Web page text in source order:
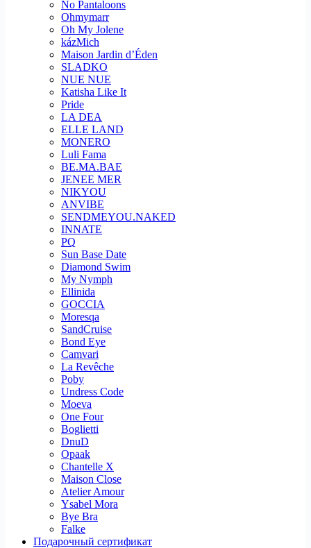
No Pantaloons
Ohmymarr
Oh My Jolene
kázMich
Maison Jardin d’Éden
SLADKO
NUE NUE
Katisha Like It
Pride
LA DEA
ELLE LAND
MONERO
Luli Fama
BE.MA.BAE
JENEE MER
NIKYOU
ANVIBE
SENDMEYOU.NAKED
INNATE
PQ
Sun Base Date
Diamond Swim
My Nymph
Ellinida
GOCCIA
Moresqa
SandCruise
Bond Eye
Camvari
La Revêche
Poby
Undress Code
Moeva
One Four
Boglietti
DnuD
Opaak
Chantelle X
Maison Close
Atelier Amour
Ysabel Mora
Bye Bra
Falke
Подарочный сертификат